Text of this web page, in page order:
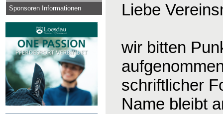
Sponsoren Informationen
Liebe
wir bitten
schriftlicher
Name bleibt